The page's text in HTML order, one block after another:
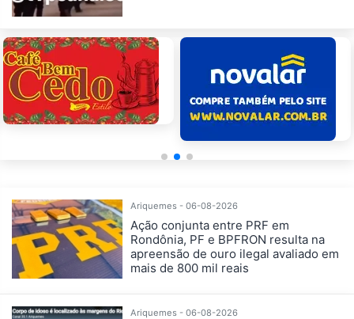
Ariquemes - 06-08-2026
Ação conjunta entre PRF em
Rondônia, PF e BPFRON resulta na
apreensão de ouro ilegal avaliado em
mais de 800 mil reais
Ariquemes - 06-08-2026